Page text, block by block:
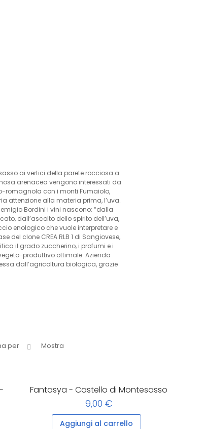
ai vertici della parete rocciosa a
arenacea vengono interessati da
romagnola con i monti Fumaiolo,
attenzione alla materia prima, l’uva.
Bordini i vini nascono: “dalla
dall’ascolto dello spirito dell’uva,
enologico che vuole interpretare e
del clone CREA RLB 1 di Sangiovese,
il grado zuccherino, i profumi e i
produttivo ottimale. Azienda
dall’agricoltura biologica, grazie
Mostra
per
Fantasya - Castello di Montesasso
9,00 €
Aggiungi al carrello